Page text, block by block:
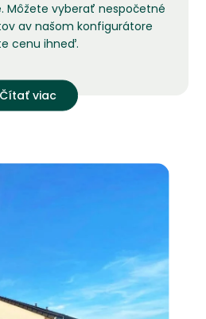
Môžete vyberať nespočetné
av našom konfigurátore
cenu ihneď.
Čítať viac